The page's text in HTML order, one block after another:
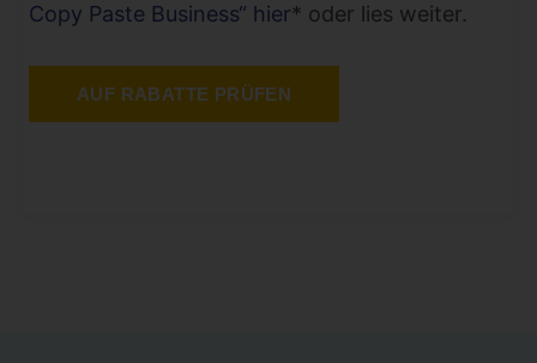
Copy Paste Business“ hier* oder lies weiter.
AUF RABATTE PRÜFEN